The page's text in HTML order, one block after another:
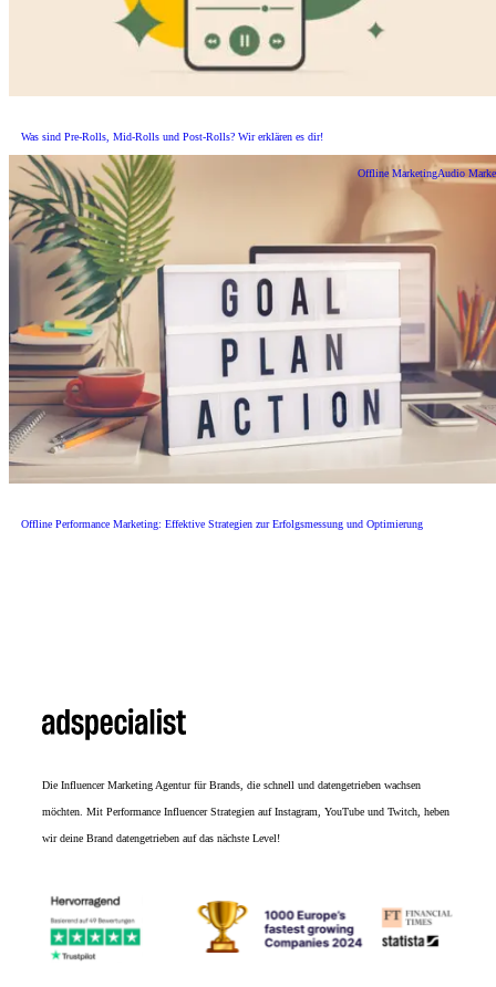
Was sind Pre-Rolls, Mid-Rolls und Post-Rolls? Wir erklären es dir!
Offline MarketingAudio
Offline Performance Marketing: Effektive Strategien zur Erfolgsmessung und Optimierung
Die Influencer Marketing Agentur für Brands, die schnell und datengetrieben wachsen
möchten. Mit Performance Influencer Strategien auf Instagram, YouTube und Twitch, heben
wir deine Brand datengetrieben auf das nächste Level!